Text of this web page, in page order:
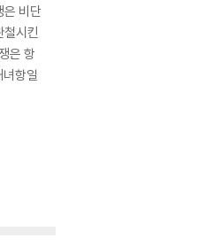
은 비단
시킨
은 항
항일